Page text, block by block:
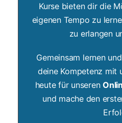
Kurse bieten dir die
eigenen Tempo zu
zu erlangen
Gemeinsam lernen
deine Kompetenz mit
heute für unseren
und mache den